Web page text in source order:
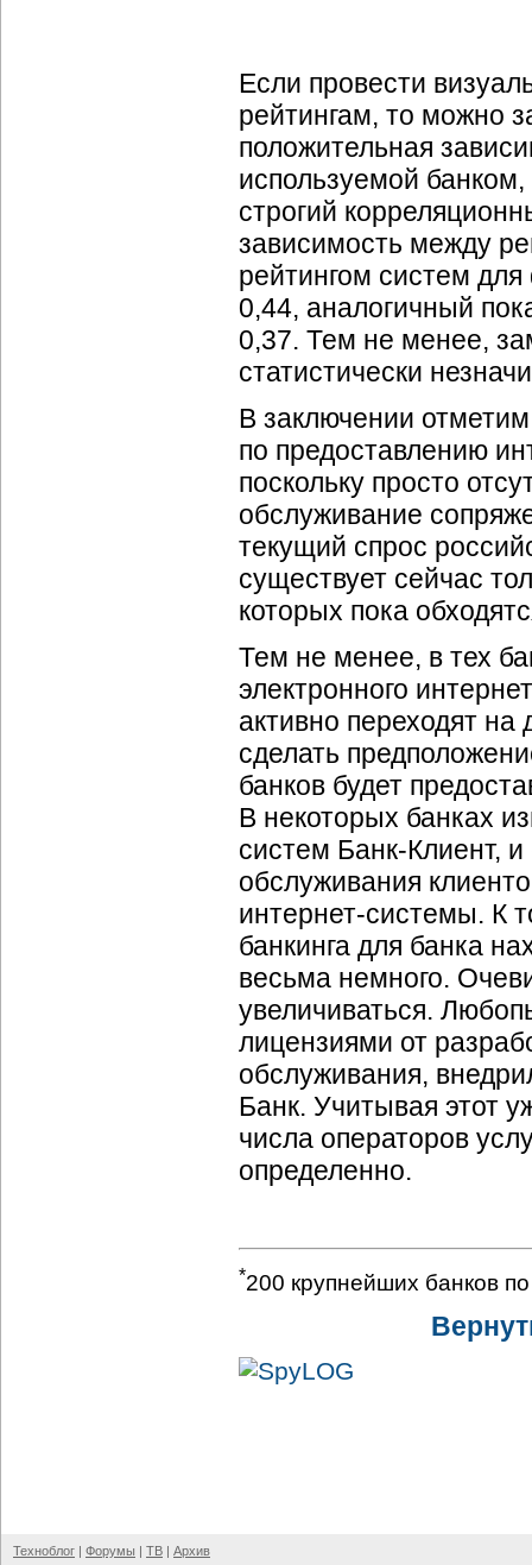
Если провести
рейтингам, то можно
положительная
используемой
строгий
зависимость между
рейтингом систем
0,44, аналогичный
0,37. Тем не менее,
статистически
В заключении
по предоставлению
поскольку просто
обслуживание
текущий спрос
существует сейчас
которых пока
Тем не менее, в тех
электронного
активно переходят
сделать
банков будет
В некоторых банках
систем Банк-Клиент,
обслуживания
интернет-системы. К
банкинга для банка
весьма немного.
увеличиваться.
лицензиями от
обслуживания,
Банк. Учитывая этот
числа операторов
определенно.
*200 крупнейших банков
Техноблог | Форумы | ТВ | Архив